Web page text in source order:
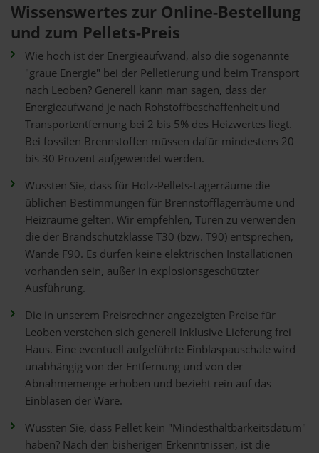
Wissenswertes zur Online-Bestellung
und zum Pellets-Preis
Wie hoch ist der Energieaufwand, also die sogenannte
"graue Energie" bei der Pelletierung und beim Transport
nach Leoben? Generell kann man sagen, dass der
Energieaufwand je nach Rohstoffbeschaffenheit und
Transportentfernung bei 2 bis 5% des Heizwertes liegt.
Bei fossilen Brennstoffen müssen dafür mindestens 20
bis 30 Prozent aufgewendet werden.
Wussten Sie, dass für Holz-Pellets-Lagerräume die
üblichen Bestimmungen für Brennstofflagerräume und
Heizräume gelten. Wir empfehlen, Türen zu verwenden
die der Brandschutzklasse T30 (bzw. T90) entsprechen,
Wände F90. Es dürfen keine elektrischen Installationen
vorhanden sein, außer in explosionsgeschützter
Ausführung.
Die in unserem Preisrechner angezeigten Preise für
Leoben verstehen sich generell inklusive Lieferung frei
Haus. Eine eventuell aufgeführte Einblaspauschale wird
unabhängig von der Entfernung und von der
Abnahmemenge erhoben und bezieht rein auf das
Einblasen der Ware.
Wussten Sie, dass Pellet kein "Mindesthaltbarkeitsdatum"
haben? Nach den bisherigen Erkenntnissen, ist die